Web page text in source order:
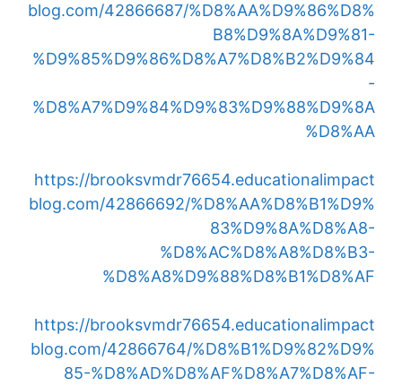
blog.com/42866687/%D8%AA%D9%86%D8%
B8%D9%8A%D9%81-
%D9%85%D9%86%D8%A7%D8%B2%D9%84
-
%D8%A7%D9%84%D9%83%D9%88%D9%8A
%D8%AA
https://brooksvmdr76654.educationalimpact
blog.com/42866692/%D8%AA%D8%B1%D9%
83%D9%8A%D8%A8-
%D8%AC%D8%A8%D8%B3-
%D8%A8%D9%88%D8%B1%D8%AF
https://brooksvmdr76654.educationalimpact
blog.com/42866764/%D8%B1%D9%82%D9%
85-%D8%AD%D8%AF%D8%A7%D8%AF-